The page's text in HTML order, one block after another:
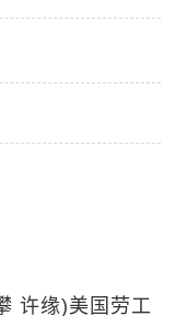
许缘)美国劳工